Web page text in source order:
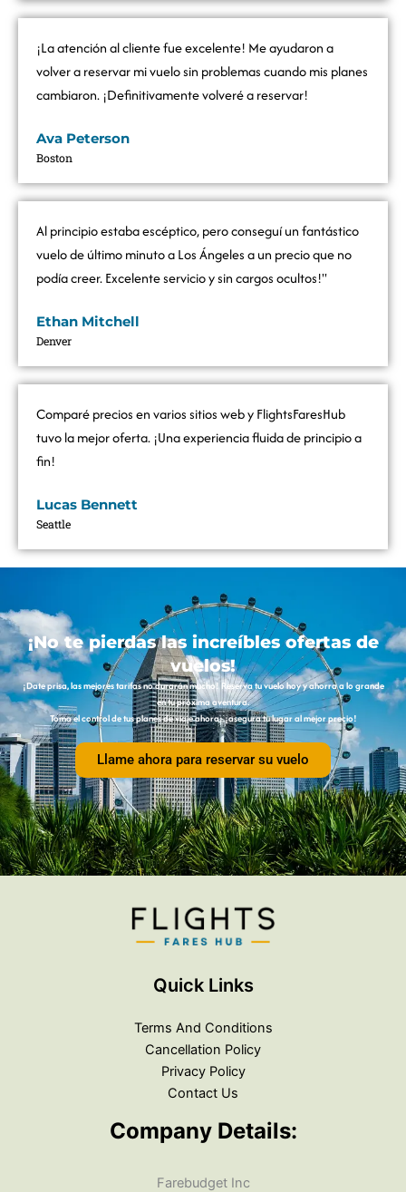
¡La atención al cliente fue excelente! Me ayudaron a
volver a reservar mi vuelo sin problemas cuando mis planes
cambiaron. ¡Definitivamente volveré a reservar!
Ava Peterson
Boston
Al principio estaba escéptico, pero conseguí un fantástico
vuelo de último minuto a Los Ángeles a un precio que no
podía creer. Excelente servicio y sin cargos ocultos!"
Ethan Mitchell
Denver
Comparé precios en varios sitios web y FlightsFaresHub
tuvo la mejor oferta. ¡Una experiencia fluida de principio a
fin!
Lucas Bennett
Seattle
¡No te pierdas las increíbles ofertas de
vuelos!
¡Date prisa, las mejores tarifas no durarán mucho! Reserva tu vuelo hoy y ahorra a lo grande
en tu próxima aventura.
Toma el control de tus planes de viaje ahora: ¡asegura tu lugar al mejor precio!
Llame ahora para reservar su vuelo
Quick Links
Terms And Conditions
Cancellation Policy
Privacy Policy
Contact Us
Company Details:
Farebudget Inc